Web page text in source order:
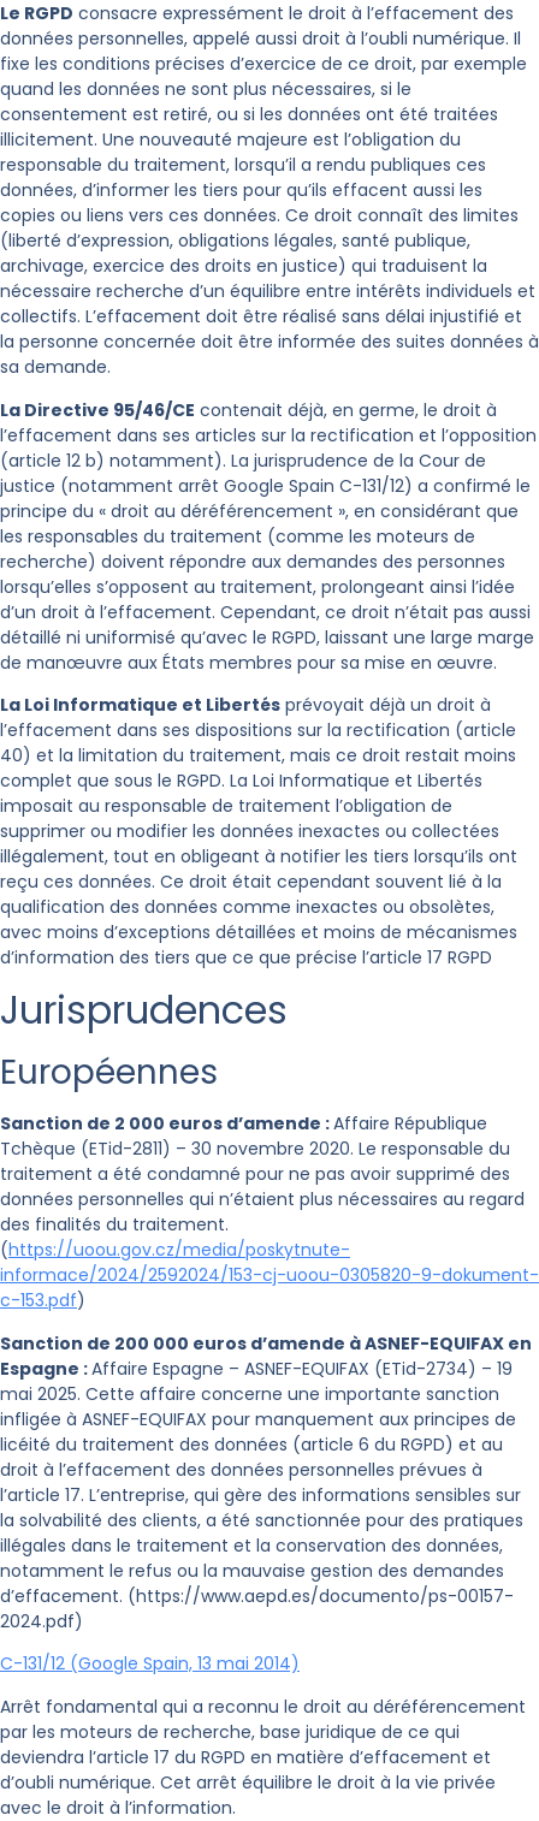
Le RGPD consacre expressément le droit à l’effacement des
données personnelles, appelé aussi droit à l’oubli numérique. Il
fixe les conditions précises d’exercice de ce droit, par exemple
quand les données ne sont plus nécessaires, si le
consentement est retiré, ou si les données ont été traitées
illicitement. Une nouveauté majeure est l’obligation du
responsable du traitement, lorsqu’il a rendu publiques ces
données, d’informer les tiers pour qu’ils effacent aussi les
copies ou liens vers ces données. Ce droit connaît des limites
(liberté d’expression, obligations légales, santé publique,
archivage, exercice des droits en justice) qui traduisent la
nécessaire recherche d’un équilibre entre intérêts individuels et
collectifs. L’effacement doit être réalisé sans délai injustifié et
la personne concernée doit être informée des suites données à
sa demande.
La Directive 95/46/CE contenait déjà, en germe, le droit à
l’effacement dans ses articles sur la rectification et l’opposition
(article 12 b) notamment). La jurisprudence de la Cour de
justice (notamment arrêt Google Spain C-131/12) a confirmé le
principe du « droit au déréférencement », en considérant que
les responsables du traitement (comme les moteurs de
recherche) doivent répondre aux demandes des personnes
lorsqu’elles s’opposent au traitement, prolongeant ainsi l’idée
d’un droit à l’effacement. Cependant, ce droit n’était pas aussi
détaillé ni uniformisé qu’avec le RGPD, laissant une large marge
de manœuvre aux États membres pour sa mise en œuvre.
La Loi Informatique et Libertés prévoyait déjà un droit à
l’effacement dans ses dispositions sur la rectification (article
40) et la limitation du traitement, mais ce droit restait moins
complet que sous le RGPD. La Loi Informatique et Libertés
imposait au responsable de traitement l’obligation de
supprimer ou modifier les données inexactes ou collectées
illégalement, tout en obligeant à notifier les tiers lorsqu’ils ont
reçu ces données. Ce droit était cependant souvent lié à la
qualification des données comme inexactes ou obsolètes,
avec moins d’exceptions détaillées et moins de mécanismes
d’information des tiers que ce que précise l’article 17 RGPD
Jurisprudences
Européennes
Sanction de 2 000 euros d’amende :Affaire République
Tchèque (ETid-2811) – 30 novembre 2020. Le responsable du
traitement a été condamné pour ne pas avoir supprimé des
données personnelles qui n’étaient plus nécessaires au regard
des finalités du traitement.
(https://uoou.gov.cz/media/poskytnute-
informace/2024/2592024/153-cj-uoou-0305820-9-dokument-
c-153.pdf)
Sanction de 200 000 euros d’amende à ASNEF-EQUIFAX en
Espagne :Affaire Espagne – ASNEF-EQUIFAX (ETid-2734) – 19
mai 2025. Cette affaire concerne une importante sanction
infligée à ASNEF-EQUIFAX pour manquement aux principes de
licéité du traitement des données (article 6 du RGPD) et au
droit à l’effacement des données personnelles prévues à
l’article 17. L’entreprise, qui gère des informations sensibles sur
la solvabilité des clients, a été sanctionnée pour des pratiques
illégales dans le traitement et la conservation des données,
notamment le refus ou la mauvaise gestion des demandes
d’effacement. (https://www.aepd.es/documento/ps-00157-
2024.pdf)
C-131/12 (Google Spain, 13 mai 2014)
Arrêt fondamental qui a reconnu le droit au déréférencement
par les moteurs de recherche, base juridique de ce qui
deviendra l’article 17 du RGPD en matière d’effacement et
d’oubli numérique. Cet arrêt équilibre le droit à la vie privée
avec le droit à l’information.